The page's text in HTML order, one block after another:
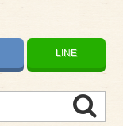
LINE